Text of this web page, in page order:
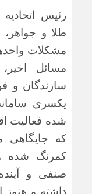
رئیس
طلا و
مشکلات
مسائل
سازندگان و
یکسری
شده فعالیت
که جایگاهی
کمرنگ شده
صنفی و
داشته و